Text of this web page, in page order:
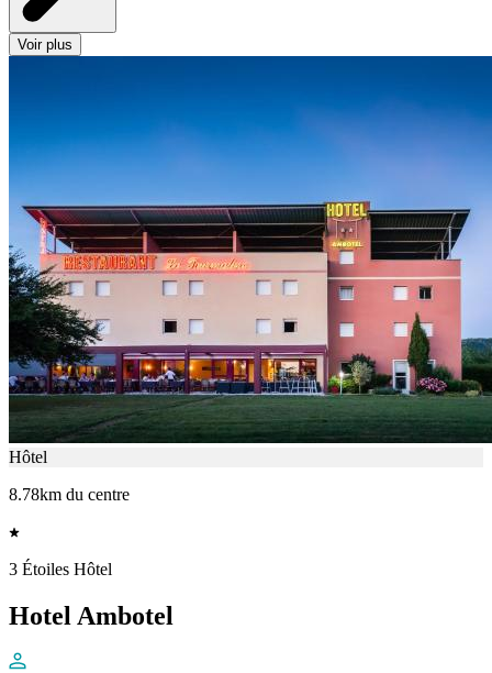
Voir plus
Hôtel
8.78km du centre
3 Étoiles Hôtel
Hotel Ambotel